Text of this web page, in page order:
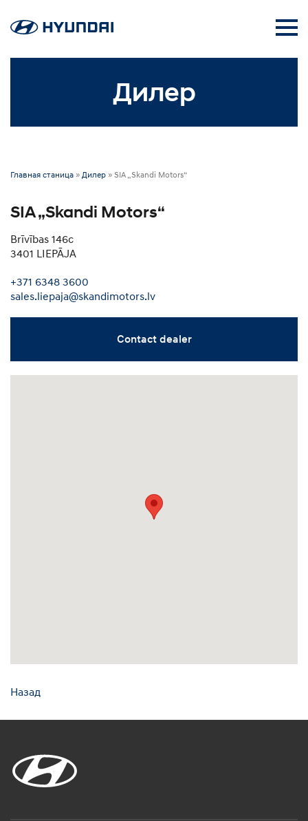
Дилер
Главная станица » Дилер » SIA „Skandi Motors“
SIA „Skandi Motors“
Brīvības 146c
3401 LIEPĀJA
+371 6348 3600
sales.liepaja@skandimotors.lv
Contact dealer
Назад